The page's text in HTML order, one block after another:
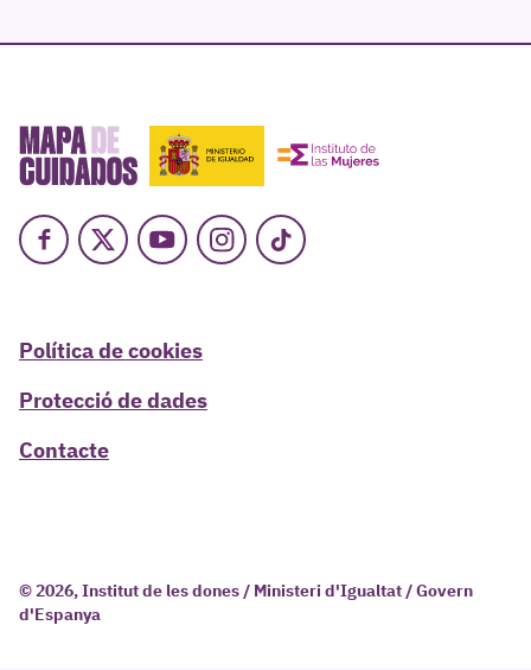
Facebook
X YoutubeInstagram
TikTok
Política de cookies
Protecció de dades
Contacte
© 2026, Institut de les dones / Ministeri d'Igualtat / Govern
d'Espanya